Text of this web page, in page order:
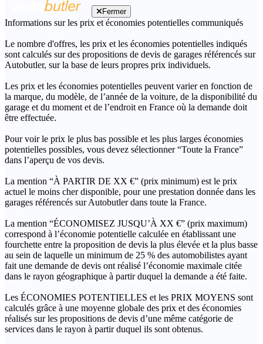
Fermer
Informations sur les prix et économies potentielles communiqués
Le nombre d'offres, les prix et les économies potentielles indiqués
sont calculés sur des propositions de devis de garages référencés sur
Autobutler, sur la base de leurs propres prix individuels.
Les prix et les économies potentielles peuvent varier en fonction de
la marque, du modèle, de l’année de la voiture, de la disponibilité du
garage et du moment et de l’endroit en France où la demande doit
être effectuée.
Pour voir le prix le plus bas possible et les plus larges économies
potentielles possibles, vous devez sélectionner “Toute la France”
dans l’aperçu de vos devis.
La mention “À PARTIR DE XX €” (prix minimum) est le prix
actuel le moins cher disponible, pour une prestation donnée dans les
garages référencés sur Autobutler dans toute la France.
La mention “ÉCONOMISEZ JUSQU’À XX €” (prix maximum)
correspond à l’économie potentielle calculée en établissant une
fourchette entre la proposition de devis la plus élevée et la plus basse
au sein de laquelle un minimum de 25 % des automobilistes ayant
fait une demande de devis ont réalisé l’économie maximale citée
dans le rayon géographique à partir duquel la demande a été faite.
Les ÉCONOMIES POTENTIELLES et les PRIX MOYENS sont
calculés grâce à une moyenne globale des prix et des économies
réalisés sur les propositions de devis d’une même catégorie de
services dans le rayon à partir duquel ils sont obtenus.